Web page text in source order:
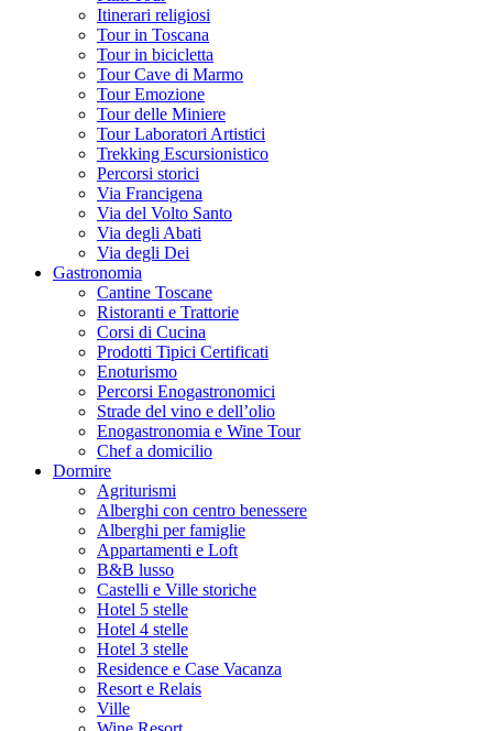
Itinerari religiosi
Tour in Toscana
Tour in bicicletta
Tour Cave di Marmo
Tour Emozione
Tour delle Miniere
Tour Laboratori Artistici
Trekking Escursionistico
Percorsi storici
Via Francigena
Via del Volto Santo
Via degli Abati
Via degli Dei
Gastronomia
Cantine Toscane
Ristoranti e Trattorie
Corsi di Cucina
Prodotti Tipici Certificati
Enoturismo
Percorsi Enogastronomici
Strade del vino e dell’olio
Enogastronomia e Wine Tour
Chef a domicilio
Dormire
Agriturismi
Alberghi con centro benessere
Alberghi per famiglie
Appartamenti e Loft
B&B lusso
Castelli e Ville storiche
Hotel 5 stelle
Hotel 4 stelle
Hotel 3 stelle
Residence e Case Vacanza
Resort e Relais
Ville